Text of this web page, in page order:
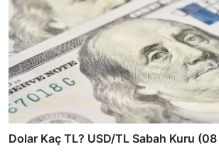
Dolar Kaç TL? USD/TL Sabah Kuru